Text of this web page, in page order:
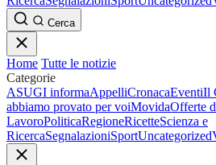
Cerca
Home Tutte le notizie
Categorie
ASUGI informaAppelliCronacaEventiIl
abbiamo provato per voiMovidaOfferte
LavoroPoliticaRegioneRicetteScienza e
RicercaSegnalazioniSportUncategorized